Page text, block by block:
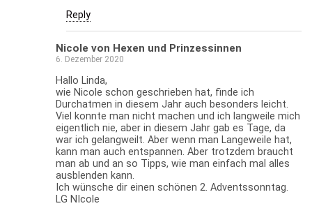
Reply
Nicole von Hexen und Prinzessinnen
6. Dezember 2020
Hallo Linda,
wie Nicole schon geschrieben hat, finde ich
Durchatmen in diesem Jahr auch besonders leicht.
Viel konnte man nicht machen und ich langweile mich
eigentlich nie, aber in diesem Jahr gab es Tage, da
war ich gelangweilt. Aber wenn man Langeweile hat,
kann man auch entspannen. Aber trotzdem braucht
man ab und an so Tipps, wie man einfach mal alles
ausblenden kann.
Ich wünsche dir einen schönen 2. Adventssonntag.
LG NIcole